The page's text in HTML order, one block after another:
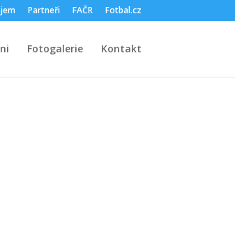
Partneři FAČR Fotbal.cz
Fotogalerie Kontakt